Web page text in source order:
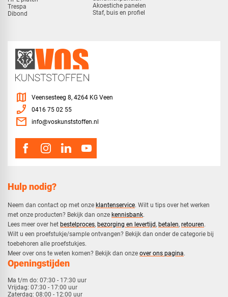
Trespa
Dibond
Akoestiche panelen
Staf, buis en profiel
Hulp nodig?
Neem dan contact op met onze klantenservice. Wilt u tips over het werken
met onze producten? Bekijk dan onze kennisbank.
​Lees meer over het bestelproces, bezorging en levertijd, betalen, retouren.​
​Wilt u een proefstukje/sample ontvangen? Bekijk dan onder de categorie bij
toebehoren alle proefstukjes.
​​Meer over ons te weten komen? Bekijk dan onze over ons pagina.
Openingstijden
Ma t/m do: 07:30 - 17:30 uur
Vrijdag: 07:30 - 17:00 uur
Zaterdag: 08:00 - 12:00 uur
map Veensesteeg 8, 4264 KG Veen
phone_enabled 0416 75 02 55
mail info@voskunststoffen.nl